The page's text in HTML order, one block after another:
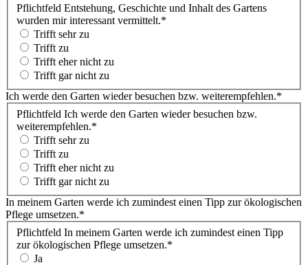
Pflichtfeld Entstehung, Geschichte und Inhalt des Gartens
wurden mir interessant vermittelt.*
Trifft sehr zu
Trifft zu
Trifft eher nicht zu
Trifft gar nicht zu
Ich werde den Garten wieder besuchen bzw. weiterempfehlen.*
Pflichtfeld Ich werde den Garten wieder besuchen bzw.
weiterempfehlen.*
Trifft sehr zu
Trifft zu
Trifft eher nicht zu
Trifft gar nicht zu
In meinem Garten werde ich zumindest einen Tipp zur ökologischen
Pflege umsetzen.*
Pflichtfeld In meinem Garten werde ich zumindest einen Tipp
zur ökologischen Pflege umsetzen.*
Ja